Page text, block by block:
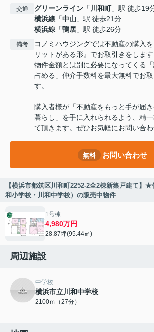
交通 グリーンライン 「 川和町」駅 徒歩19
横浜線 「中山 」駅 徒歩21分
横浜線 「鴨居 」駅 徒歩26分
備考
コノミハウジングでは不動産の購入
リットがある形』でお取引きをしま
物件金額とは別に必要になってくる
占める」仲介手数料を最大無料でお
す。
購入者様が「不動産をもっと手が届
暮らし」を手に入れられるよう、精
て頂きます。ぜひお気軽にお問い合わ
無料 お問い合わせ
【横浜市都筑区川和町2252-2全2棟新築戸建て】
和小学校・川和中学校）の販売中物件
1号棟
4,980万円
28.87坪(95.44㎡)
周辺施設
中学校
横浜市立川和中学校
2100ｍ（27分）